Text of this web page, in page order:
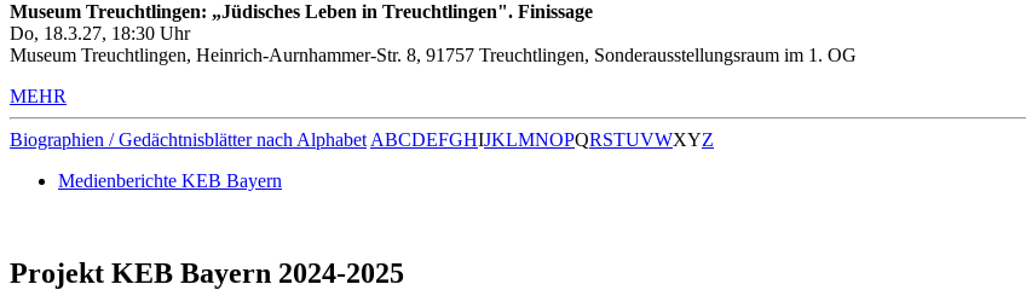
Museum Treuchtlingen: „Jüdisches Leben in Treuchtlingen". Finissage
Do, 18.3.27, 18:30 Uhr
Museum Treuchtlingen, Heinrich-Aurnhammer-Str. 8, 91757 Treuchtlingen, Sonderausstellungsraum im 1. OG
MEHR
Biographien / Gedächtnisblätter nach Alphabet ABCDEFGHIJKLMNOPQRSTUVWXYZ
Medienberichte KEB Bayern
Projekt KEB Bayern 2024-2025